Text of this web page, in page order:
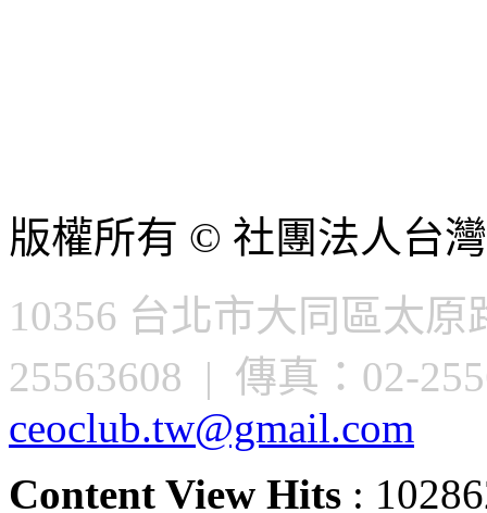
版權所有 © 社團法人台
10356 台北市大同區太
25563608 | 傳真：02-
ceoclub.tw@gmail.com
Content View Hits :